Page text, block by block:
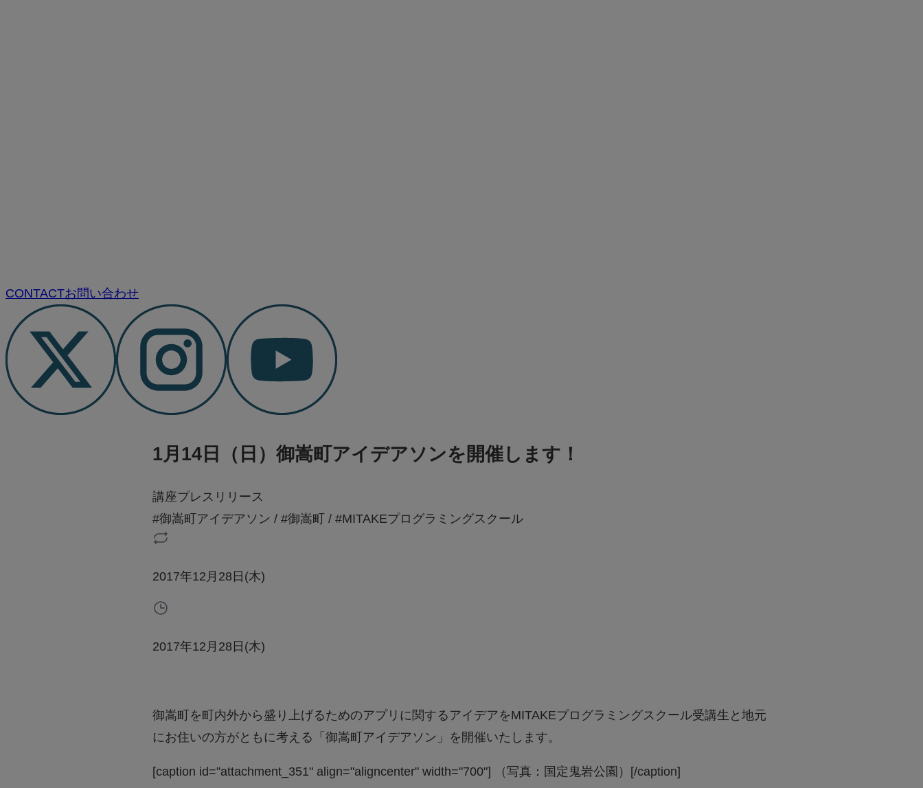
CONTACTお問い合わせ
1月14日（日）御嵩町アイデアソンを開催します！
講座プレスリリース
#御嵩町アイデアソン / #御嵩町 / #MITAKEプログラミングスクール
2017年12月28日(木)
2017年12月28日(木)
御嵩町を町内外から盛り上げるためのアプリに関するアイデアをMITAKEプログラミングスクール受講生と地元
にお住いの方がともに考える「御嵩町アイデアソン」を開催いたします。
[caption id="attachment_351" align="aligncenter" width="700"] （写真：国定鬼岩公園）[/caption]